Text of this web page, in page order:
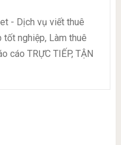
- Dịch vụ viết thuê
nghiệp, Làm thuê
cáo TRỰC TIẾP, TẬN